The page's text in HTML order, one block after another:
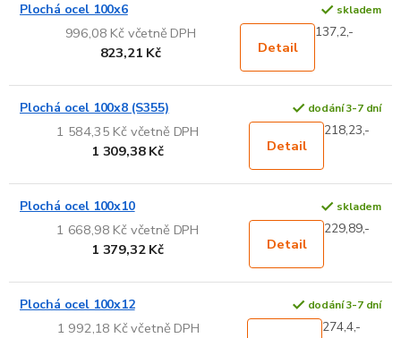
Plochá ocel 100x6 skladem
996,08 Kč včetně DPH
823,21 Kč
Detail
137,2,-
Plochá ocel 100x8 (S355) dodání 3-7 dní
1 584,35 Kč včetně DPH
1 309,38 Kč
Detail
218,23,-
Plochá ocel 100x10 skladem
1 668,98 Kč včetně DPH
1 379,32 Kč
Detail
229,89,-
Plochá ocel 100x12 dodání 3-7 dní
1 992,18 Kč včetně DPH
274,4,-